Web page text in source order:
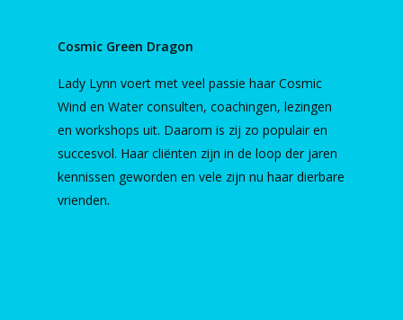
Cosmic Green Dragon
Lady Lynn voert met veel passie haar Cosmic
Wind en Water consulten, coachingen, lezingen
en workshops uit. Daarom is zij zo populair en
succesvol. Haar cliënten zijn in de loop der jaren
kennissen geworden en vele zijn nu haar dierbare
vrienden.